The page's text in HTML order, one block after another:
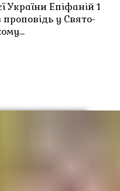
України Епіфаній 1
у Свято-